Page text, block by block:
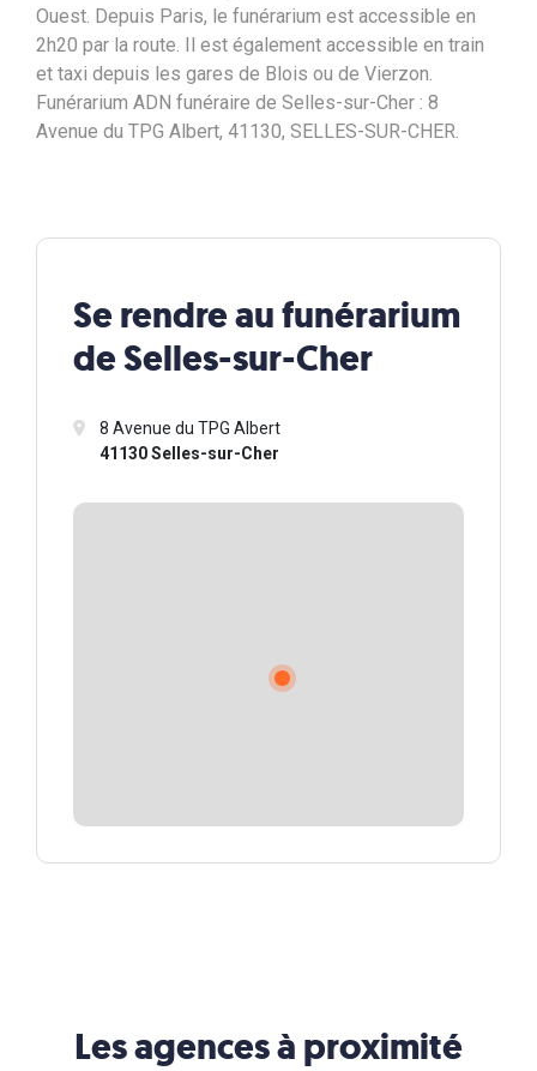
Ouest. Depuis Paris, le funérarium est accessible en
2h20 par la route. Il est également accessible en train
et taxi depuis les gares de Blois ou de Vierzon.
Funérarium ADN funéraire de Selles-sur-Cher : 8
Avenue du TPG Albert, 41130, SELLES-SUR-CHER.
Se rendre au funérarium
de Selles-sur-Cher
8 Avenue du TPG Albert
41130 Selles-sur-Cher
Les agences à proximité